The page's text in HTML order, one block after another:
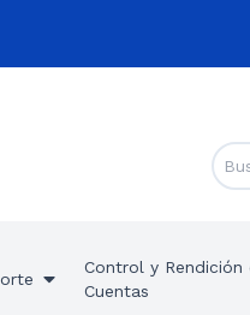
Control y Rendición
Cuentas